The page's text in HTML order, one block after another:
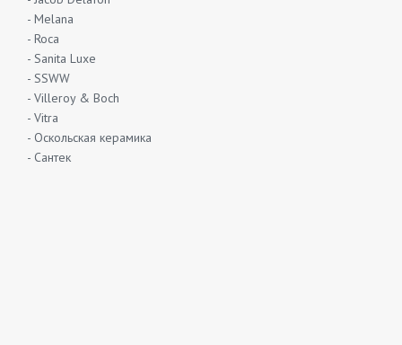
- Melana
- Roca
- Sanita Luxe
- SSWW
- Villeroy & Boch
- Vitra
- Оскольская керамика
- Сантек